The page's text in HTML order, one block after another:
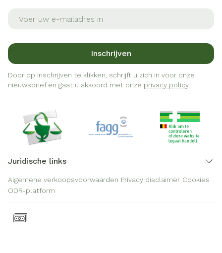
Inschrijven
Door op inschrijven te klikken, schrijft u zich in voor onze
nieuwsbrief en gaat u akkoord met onze privacy policy.
Juridische links
Algemene verkoopsvoorwaarden Privacy disclaimer Cookies
ODR-platform